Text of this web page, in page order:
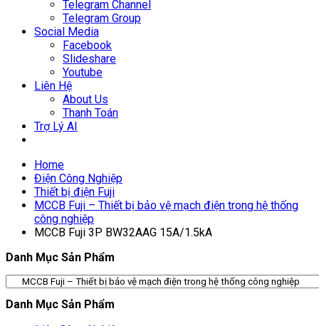
Telegram Channel
Telegram Group
Social Media
Facebook
Slideshare
Youtube
Liên Hệ
About Us
Thanh Toán
Trợ Lý AI
Home
Điện Công Nghiệp
Thiết bị điện Fuji
MCCB Fuji – Thiết bị bảo vệ mạch điện trong hệ thống
công nghiệp
MCCB Fuji 3P BW32AAG 15A/1.5kA
Danh Mục Sản Phẩm
Danh Mục Sản Phẩm